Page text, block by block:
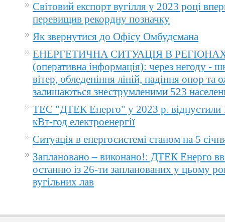
Світовий експорт вугілля у 2023 році
перевищив рекордну позначку
Як звернутися до Офісу Омбудсмана
ЕНЕРГЕТИЧНА СИТУАЦІЯ В
(оперативна інформація): через негоду -
вітер, обледеніння ліній, падіння опор та
залишаються знеструмленими 523
ТЕС "ДТЕК Енерго" у 2023 р. відпустили
кВт-год електроенергії
Ситуація в енергосистемі станом на 5
Заплановано – виконано!: ДТЕК Енерго
останню із 26-ти запланованих у цьому
вугільних лав